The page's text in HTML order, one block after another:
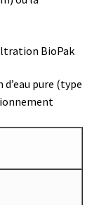
BioPak
pure (type